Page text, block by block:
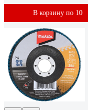
В корзину по 10